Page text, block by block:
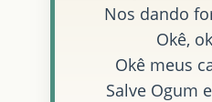
Nos dando
Okê,
Okê meus
Salve Ogum